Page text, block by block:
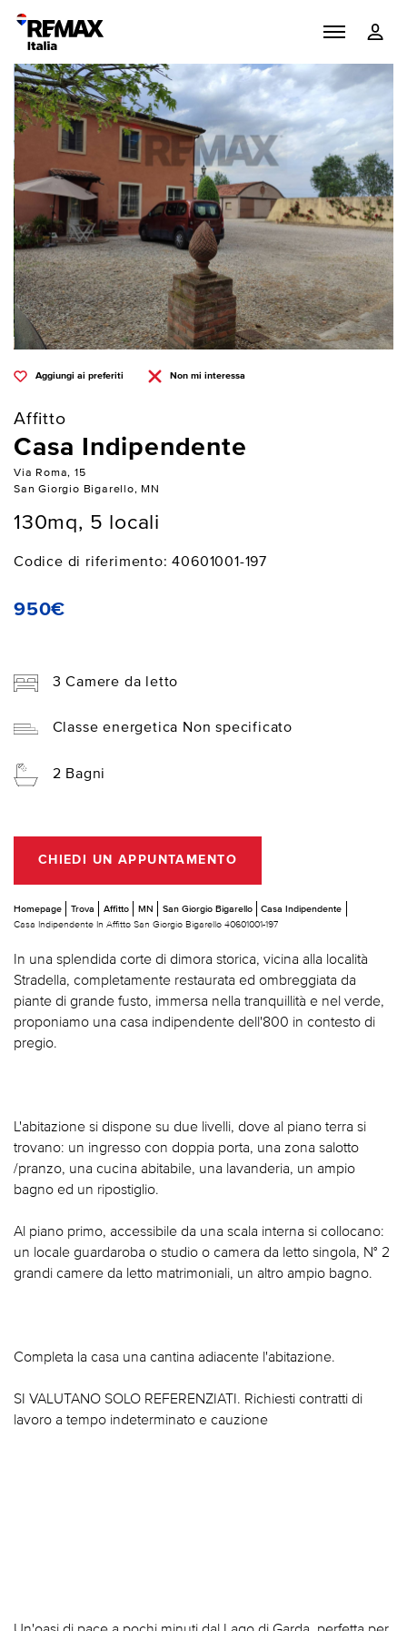
Aggiungi ai preferiti Non mi interessa
Affitto
Casa Indipendente
Via Roma, 15
San Giorgio Bigarello, MN
130mq, 5 locali
Codice di riferimento: 40601001-197
950€
3 Camere da letto
Classe energetica Non specificato
2 Bagni
CHIEDI UN APPUNTAMENTO
Homepage Trova Affitto MN San Giorgio Bigarello
Casa Indipendente
Casa Indipendente In Affitto San Giorgio Bigarello 40601001-197
In una splendida corte di dimora storica, vicina alla località
Stradella, completamente restaurata ed ombreggiata da
piante di grande fusto, immersa nella tranquillità e nel verde,
proponiamo una casa indipendente dell'800 in contesto di
pregio.
L'abitazione si dispone su due livelli, dove al piano terra si
trovano: un ingresso con doppia porta, una zona salotto
/pranzo, una cucina abitabile, una lavanderia, un ampio
bagno ed un ripostiglio.
Al piano primo, accessibile da una scala interna si collocano:
un locale guardaroba o studio o camera da letto singola, N° 2
grandi camere da letto matrimoniali, un altro ampio bagno.
Completa la casa una cantina adiacente l'abitazione.
SI VALUTANO SOLO REFERENZIATI. Richiesti contratti di
lavoro a tempo indeterminato e cauzione